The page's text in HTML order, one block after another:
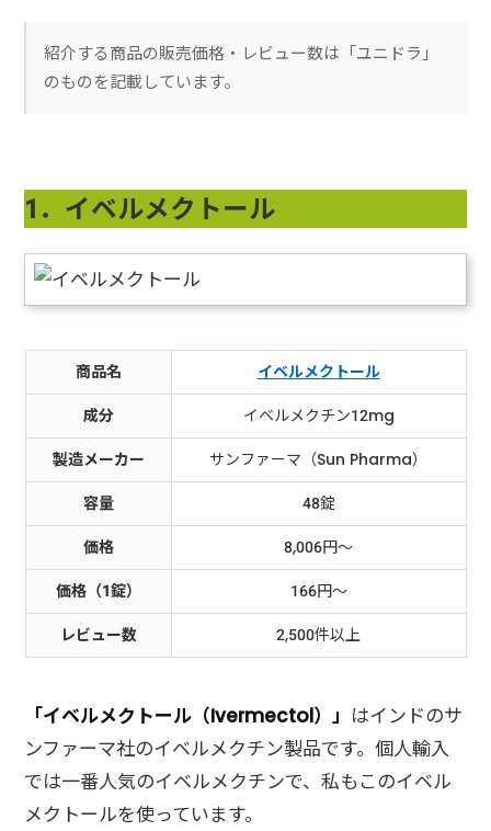
紹介する商品の販売価格・レビュー数は「ユニドラ」
のものを記載しています。
1．イベルメクトール
商品名
イベルメクトール
成分
イベルメクチン12mg
製造メーカー
サンファーマ（Sun Pharma）
容量
48錠
価格
8,006円～
価格（1錠）
166円～
レビュー数
2,500件以上
「イベルメクトール（Ivermectol）」 はインドのサ
ンファーマ社のイベルメクチン製品です。個人輸入
では一番人気のイベルメクチンで、私もこのイベル
メクトールを使っています。